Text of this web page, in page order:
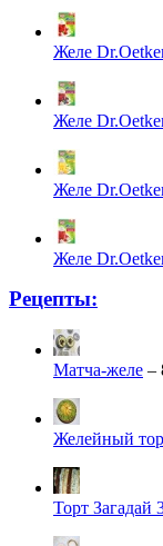
Желе
Желе
Желе
Желе
Рецепты:
Матча-желе –
Желейный
Торт Загадай